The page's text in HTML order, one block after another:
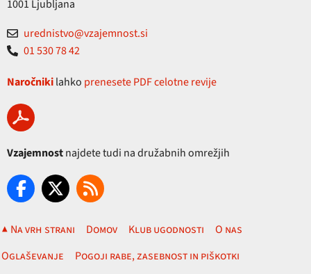
1001 Ljubljana
urednistvo@vzajemnost.si
01 530 78 42
Naročnikilahko prenesete PDF celotne revije
Vzajemnostnajdete tudi na družabnih omrežjih
▲ Na vrh strani Domov Klub ugodnosti
O nas
Oglaševanje
Pogoji rabe, zasebnost in piškotki